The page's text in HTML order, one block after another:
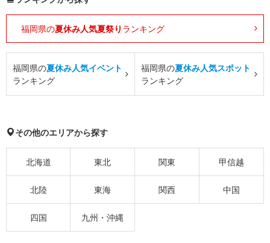
福岡県の夏休み人気夏祭り ランキング
福岡県の夏休み人気イベント
ランキング
福岡県の夏休み人気スポット
ランキング
その他のエリアから探す
北海道 東北 関東 甲信越
北陸 東海 関西 中国
四国 九州・沖縄